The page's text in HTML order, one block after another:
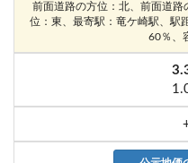
前面道路の方位：北、前面道
位：東、最寄駅：竜ケ崎駅、駅
60％、